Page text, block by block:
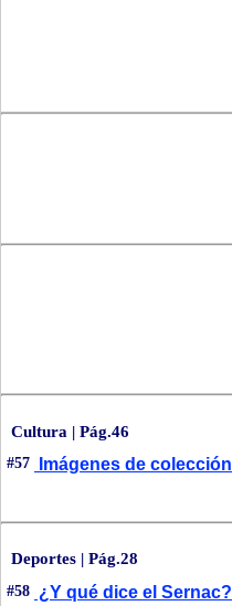
Cultura | Pág.46
#57 Imágenes de colección
Deportes | Pág.28
#58 ¿Y qué dice el Sernac?